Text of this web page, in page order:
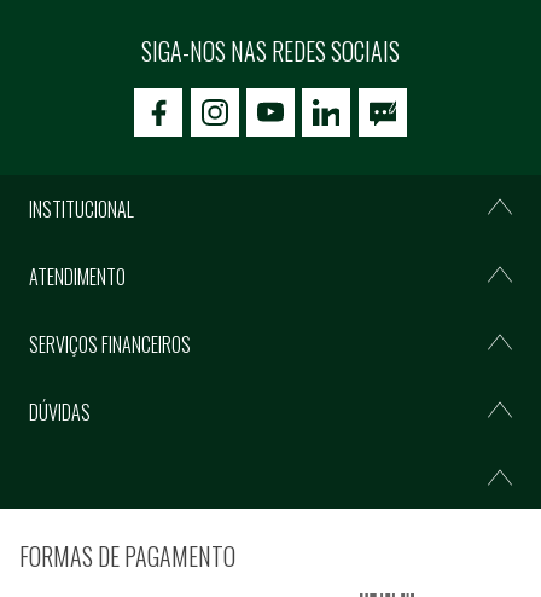
SIGA-NOS NAS REDES SOCIAIS
icon-facebookicon-social02icon-social03
INSTITUCIONAL
ATENDIMENTO
SERVIÇOS FINANCEIROS
DÚVIDAS
FORMAS DE PAGAMENTO